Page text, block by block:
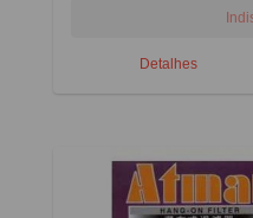
Detalhes